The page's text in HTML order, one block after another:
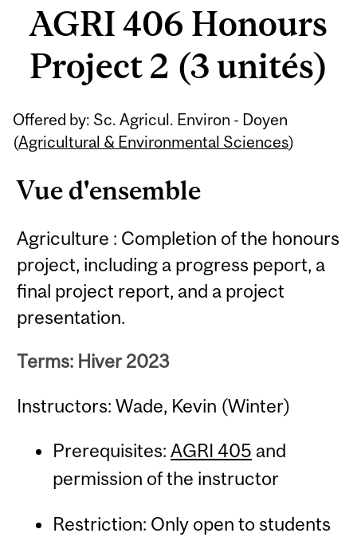
AGRI 406 Honours
Project 2 (3 unités)
Offered by: Sc. Agricul. Environ - Doyen
(Agricultural & Environmental Sciences)
Vue d'ensemble
Agriculture : Completion of the honours
project, including a progress peport, a
final project report, and a project
presentation.
Terms: Hiver 2023
Instructors: Wade, Kevin (Winter)
Prerequisites: AGRI 405 and
permission of the instructor
Restriction: Only open to students
Related
Content